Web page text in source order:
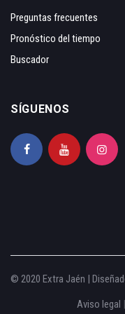
Preguntas frecuentes
Pronóstico del tiempo
Buscador
SÍGUENOS
© 2020 Extra Jaén |
Aviso legal |